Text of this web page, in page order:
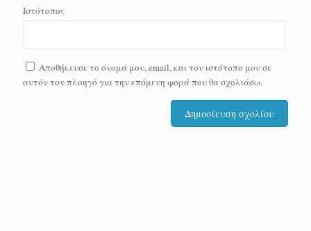
Ιστότοπος
Αποθήκευσε το όνομά μου, email, και τον ιστότοπο μου σε
αυτόν τον πλοηγό για την επόμενη φορά που θα σχολιάσω.